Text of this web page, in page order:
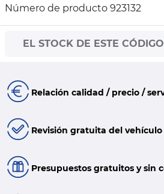
Número de producto 923132
EL STOCK DE ESTE
Relación calidad / precio /
Revisión gratuita del vehículo
Presupuestos gratuitos y sin